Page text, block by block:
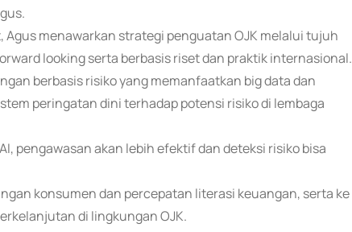
menawarkan strategi penguatan OJK melalui tujuh
looking serta berbasis riset dan praktik internasional.
berbasis risiko yang memanfaatkan big data dan
peringatan dini terhadap potensi risiko di lembaga
pengawasan akan lebih efektif dan deteksi risiko bisa
konsumen dan percepatan literasi keuangan, serta ke
di lingkungan OJK.